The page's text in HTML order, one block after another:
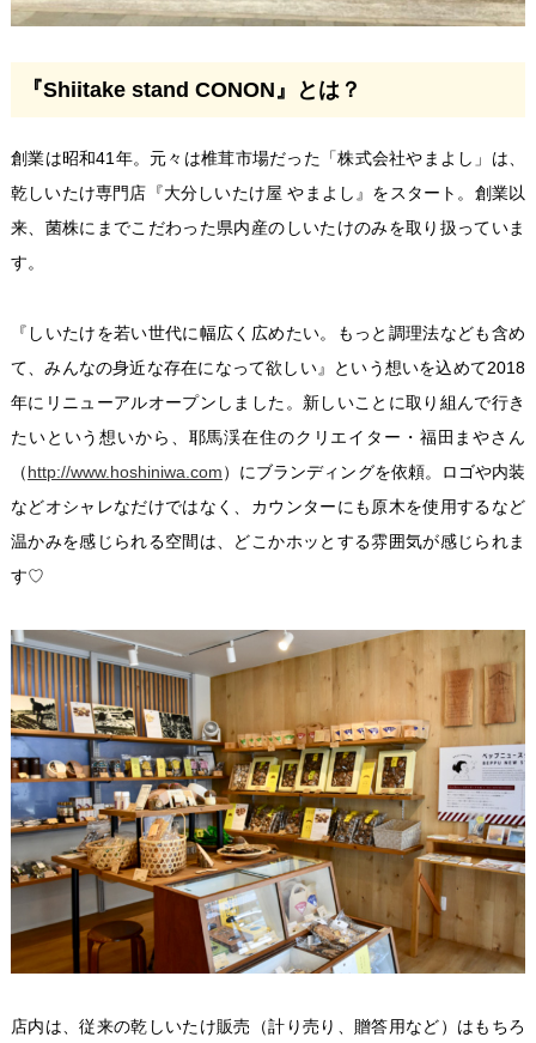
『Shiitake stand CONON』とは？
創業は昭和41年。元々は椎茸市場だった「株式会社やまよし」は、
乾しいたけ専門店『大分しいたけ屋 やまよし』をスタート。創業以
来、菌株にまでこだわった県内産のしいたけのみを取り扱っていま
す。
『しいたけを若い世代に幅広く広めたい。もっと調理法なども含め
て、みんなの身近な存在になって欲しい』という想いを込めて2018
年にリニューアルオープンしました。新しいことに取り組んで行き
たいという想いから、耶馬渓在住のクリエイター・福田まやさん
（http://www.hoshiniwa.com）にブランディングを依頼。ロゴや内装
などオシャレなだけではなく、カウンターにも原木を使用するなど
温かみを感じられる空間は、どこかホッとする雰囲気が感じられま
す♡
店内は、従来の乾しいたけ販売（計り売り、贈答用など）はもちろ